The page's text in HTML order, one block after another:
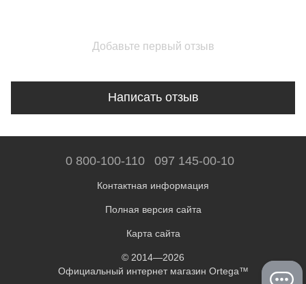
Добавьте первый отзыв
Написать отзыв
0 800-100-110 097 145-00-10
Контактная информация
Полная версия сайта
Карта сайта
© 2014—2026
Официальный интернет магазин Ortega™